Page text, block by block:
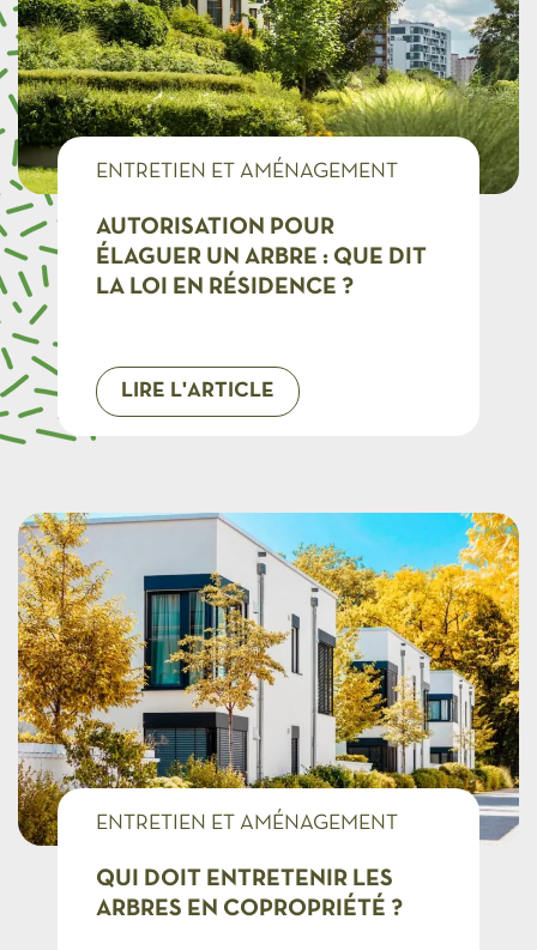
AUTORISATION POUR
ÉLAGUER UN ARBRE : QUE DIT
LA LOI EN RÉSIDENCE ?
ENTRETIEN ET AMÉNAGEMENT
LIRE L'ARTICLE
QUI DOIT ENTRETENIR LES
ARBRES EN COPROPRIÉTÉ ?
ENTRETIEN ET AMÉNAGEMENT